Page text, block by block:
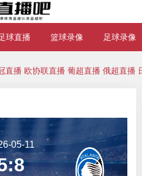
球直播 篮球录像 足球录像
直播 欧协联直播 葡超直播 俄超直播
05-11